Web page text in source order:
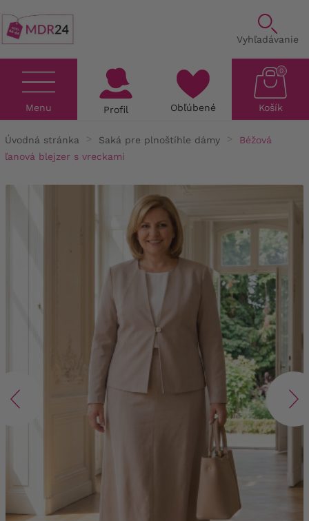
Vyhľadávanie
Menu Profil Obľúbené Košík
0
Úvodná stránka Saká pre plnoštíhle dámy
Béžová
ľanová blejzer s vreckami